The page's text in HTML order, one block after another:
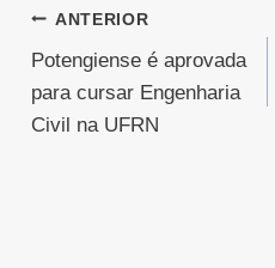
Navegação
de
Post
ANTERIOR
Potengiense é aprovada
para cursar Engenharia
Civil na UFRN